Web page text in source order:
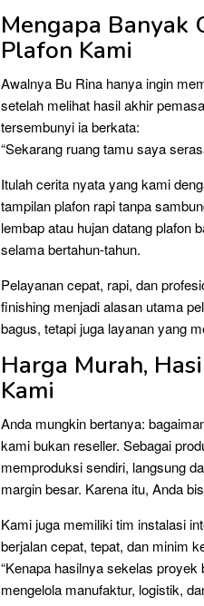
Mengapa Banyak
Plafon Kami
Awalnya Bu Rina hanya ingin
setelah melihat hasil akhir
tersembunyi ia berkata:
“Sekarang ruang tamu saya
Itulah cerita nyata yang kami
tampilan plafon rapi tanpa
lembap atau hujan datang plafon
selama bertahun-tahun.
Pelayanan cepat, rapi, dan
finishing menjadi alasan utama
bagus, tetapi juga layanan yang
Harga Murah,
Kami
Anda mungkin bertanya:
kami bukan reseller. Sebagai
memproduksi sendiri, langsung
margin besar. Karena itu, Anda
Kami juga memiliki tim instalasi
berjalan cepat, tepat, dan minim
“Kenapa hasilnya sekelas
mengelola manufaktur, logistik,